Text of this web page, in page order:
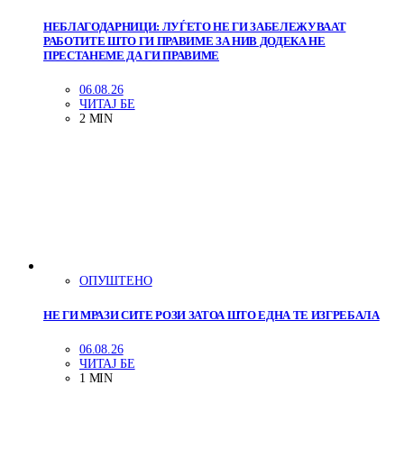
НЕБЛАГОДАРНИЦИ: ЛУЃЕТО НЕ ГИ ЗАБЕЛЕЖУВААТ
РАБОТИТЕ ШТО ГИ ПРАВИМЕ ЗА НИВ ДОДЕКА НЕ
ПРЕСТАНЕМЕ ДА ГИ ПРАВИМЕ
06.08.26
ЧИТАЈ БЕ
2 MIN
ОПУШТЕНО
НЕ ГИ МРАЗИ СИТЕ РОЗИ ЗАТОА ШТО ЕДНА ТЕ ИЗГРЕБАЛА
06.08.26
ЧИТАЈ БЕ
1 MIN